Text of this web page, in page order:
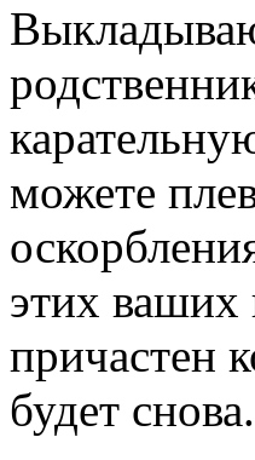
можете
этих ваших
причастен
будет снова.